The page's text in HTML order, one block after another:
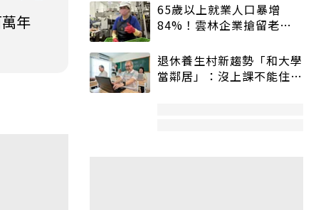
年
65歲以上就業人口暴增
84%！雲林企業搶留老員
退休養生村新趨勢「和大學
當鄰居」：沒上課不能住、